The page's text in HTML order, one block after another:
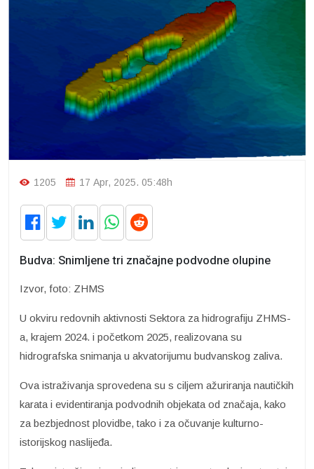
1205 17 Apr, 2025. 05:48h
Budva: Snimljene tri značajne podvodne olupine
Izvor, foto: ZHMS
U okviru redovnih aktivnosti Sektora za hidrografiju ZHMS-
a, krajem 2024. i početkom 2025, realizovana su
hidrografska snimanja u akvatorijumu budvanskog zaliva.
Ova istraživanja sprovedena su s ciljem ažuriranja nautičkih
karata i evidentiranja podvodnih objekata od značaja, kako
za bezbjednost plovidbe, tako i za očuvanje kulturno-
istorijskog naslijeđa.